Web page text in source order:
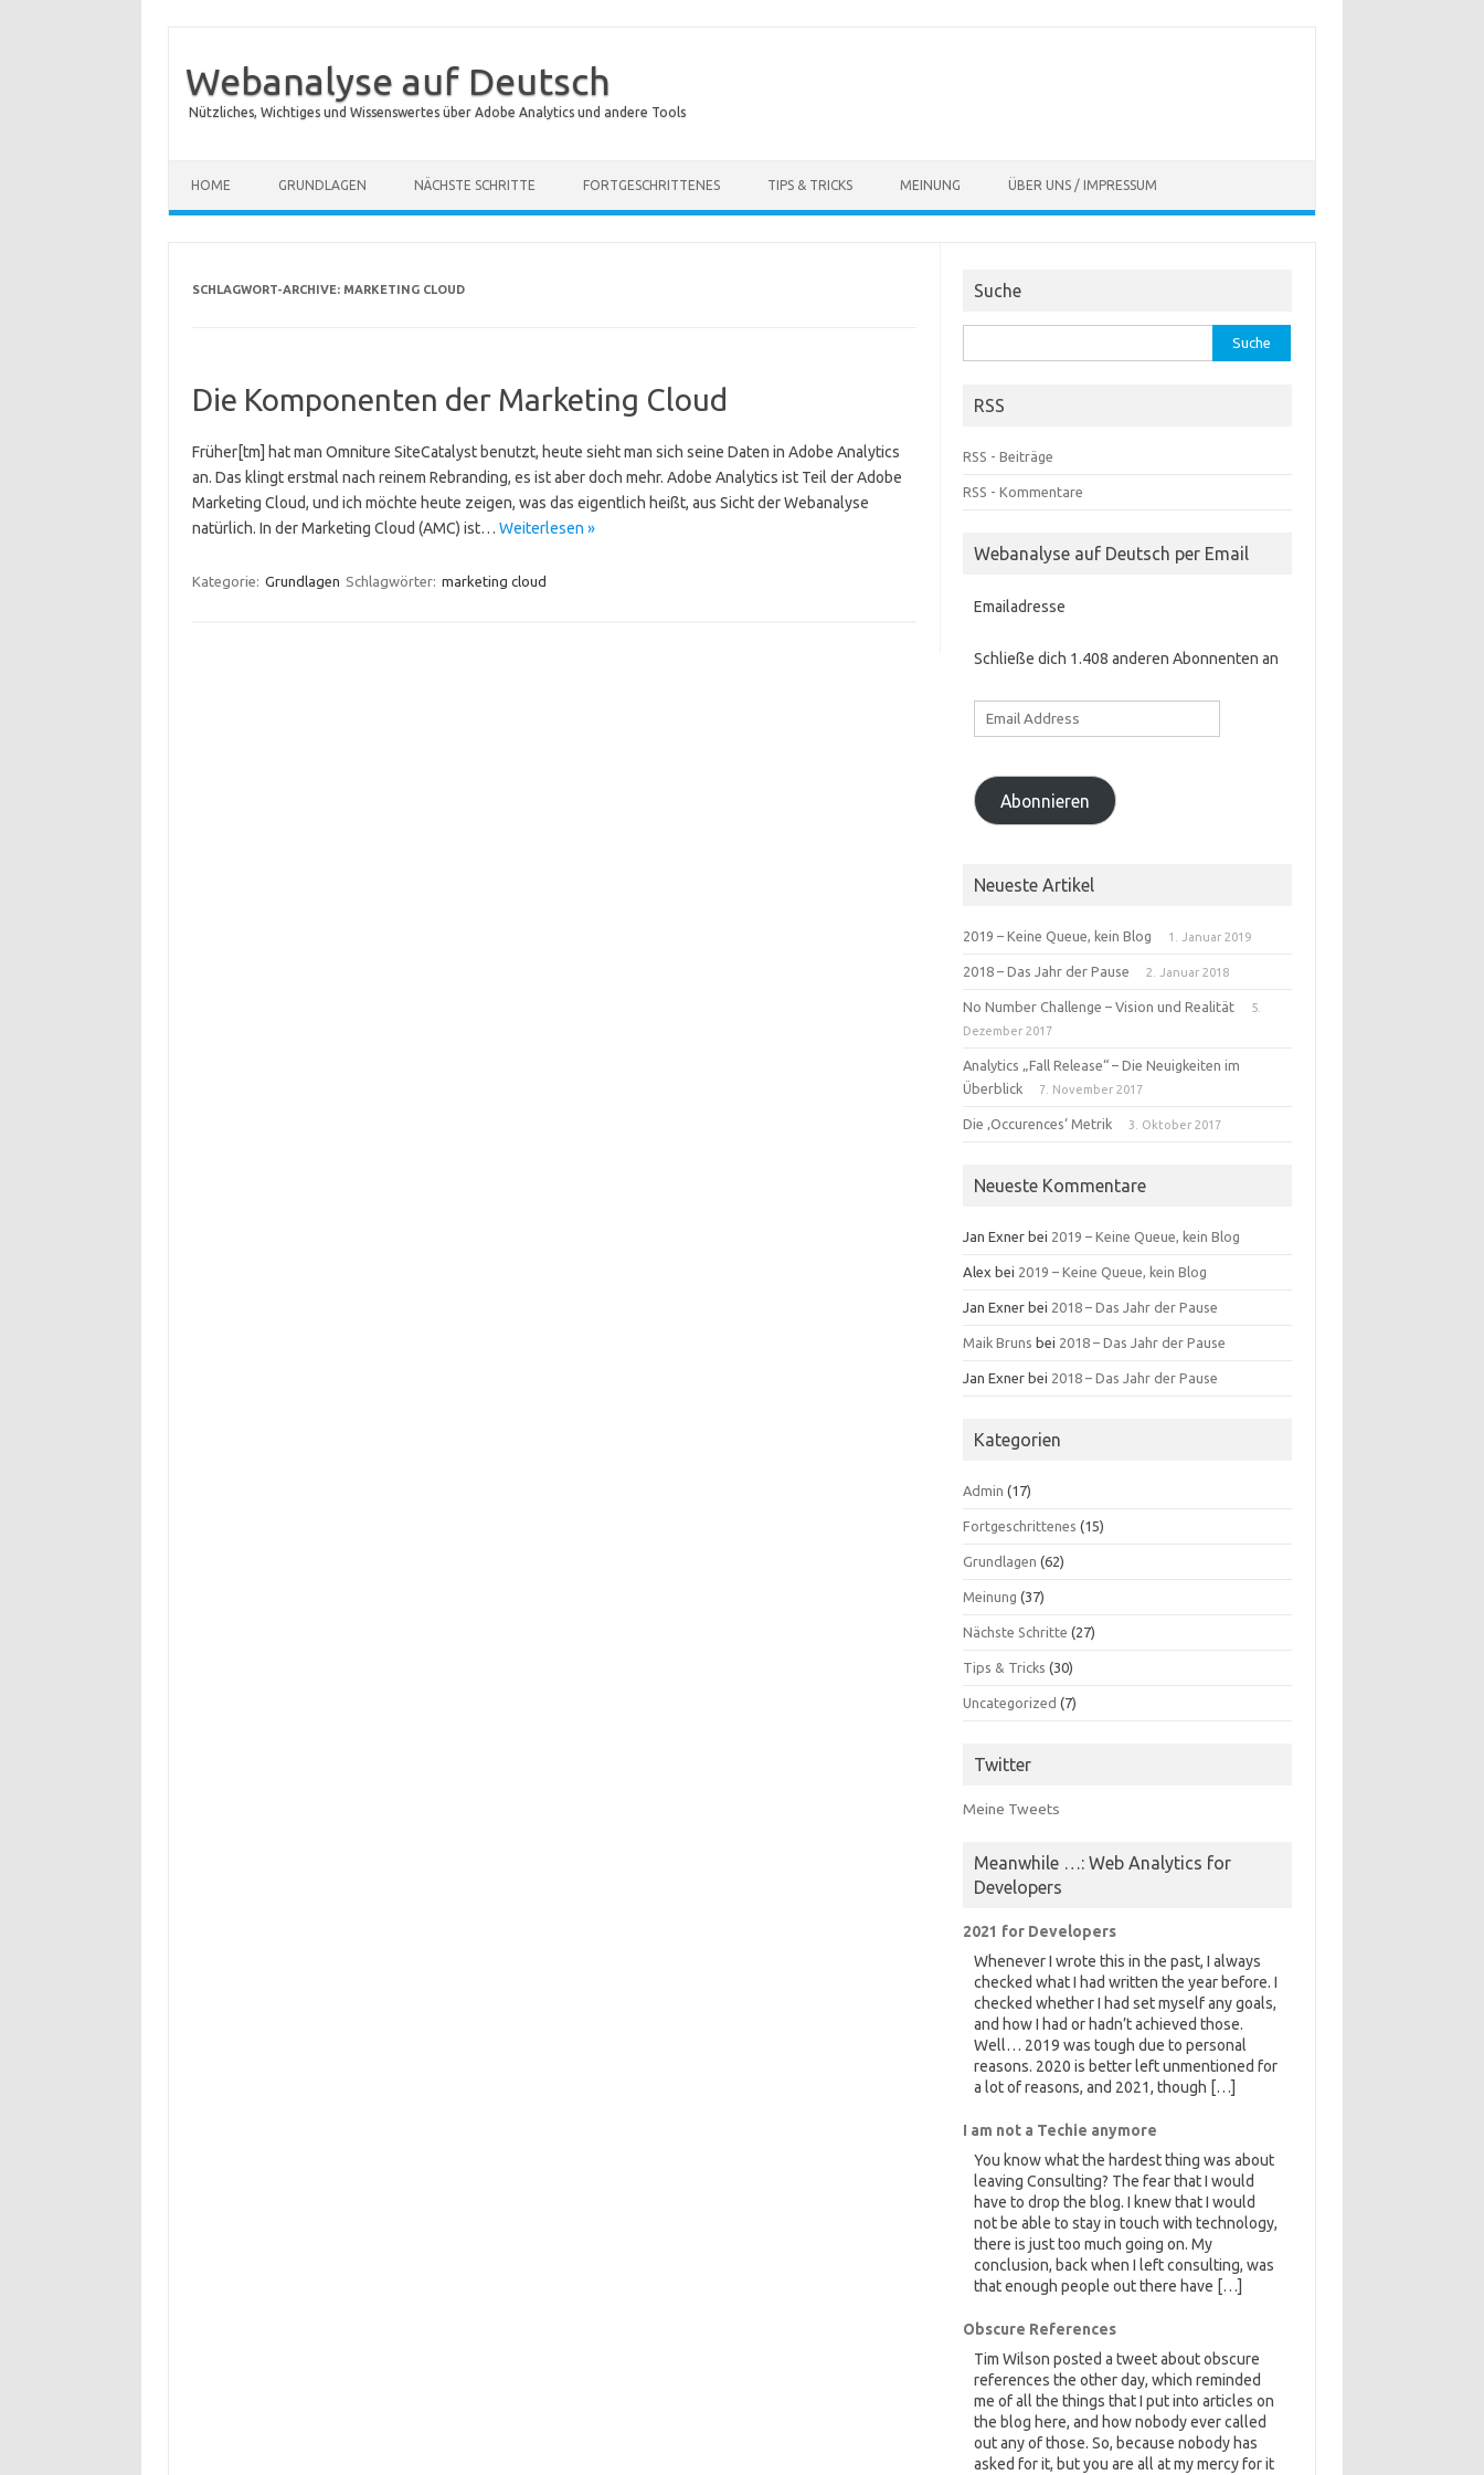
Webanalyse auf Deutsch
Nützliches, Wichtiges und Wissenswertes über Adobe Analytics und andere Tools
HOME GRUNDLAGEN NÄCHSTE SCHRITTE FORTGESCHRITTENES TIPS & TRICKS MEINUNG ÜBER UNS / IMPRESSUM
SCHLAGWORT-ARCHIVE: MARKETING CLOUD
Die Komponenten der Marketing Cloud
Früher[tm] hat man Omniture SiteCatalyst benutzt, heute sieht man sich seine Daten in Adobe Analytics
an. Das klingt erstmal nach reinem Rebranding, es ist aber doch mehr. Adobe Analytics ist Teil der Adobe
Marketing Cloud, und ich möchte heute zeigen, was das eigentlich heißt, aus Sicht der Webanalyse
natürlich. In der Marketing Cloud (AMC) ist… Weiterlesen »
Kategorie: Grundlagen Schlagwörter: marketing cloud
Suche
nach:
RSS
RSS - Beiträge
RSS - Kommentare
Webanalyse auf Deutsch per Email
Emailadresse
Schließe dich 1.408 anderen Abonnenten an
Abonnieren
Neueste Artikel
2019 – Keine Queue, kein Blog 1. Januar 2019
2018 – Das Jahr der Pause 2. Januar 2018
No Number Challenge – Vision und Realität
5.
Dezember 2017
Analytics „Fall Release“ – Die Neuigkeiten im
Überblick
7. November 2017
Die ‚Occurences‘ Metrik 3. Oktober 2017
Neueste Kommentare
Jan Exner bei 2019 – Keine Queue, kein Blog
Alex bei 2019 – Keine Queue, kein Blog
Jan Exner bei 2018 – Das Jahr der Pause
Maik Bruns bei 2018 – Das Jahr der Pause
Jan Exner bei 2018 – Das Jahr der Pause
Kategorien
Admin (17)
Fortgeschrittenes (15)
Grundlagen (62)
Meinung (37)
Nächste Schritte (27)
Tips & Tricks (30)
Uncategorized (7)
Twitter
Meine Tweets
Meanwhile …: Web Analytics for
Developers
2021 for Developers
Whenever I wrote this in the past, I always
checked what I had written the year before. I
checked whether I had set myself any goals,
and how I had or hadn’t achieved those.
Well… 2019 was tough due to personal
reasons. 2020 is better left unmentioned for
a lot of reasons, and 2021, though […]
I am not a Techie anymore
You know what the hardest thing was about
leaving Consulting? The fear that I would
have to drop the blog. I knew that I would
not be able to stay in touch with technology,
there is just too much going on. My
conclusion, back when I left consulting, was
that enough people out there have […]
Obscure References
Tim Wilson posted a tweet about obscure
references the other day, which reminded
me of all the things that I put into articles on
the blog here, and how nobody ever called
out any of those. So, because nobody has
asked for it, but you are all at my mercy for it